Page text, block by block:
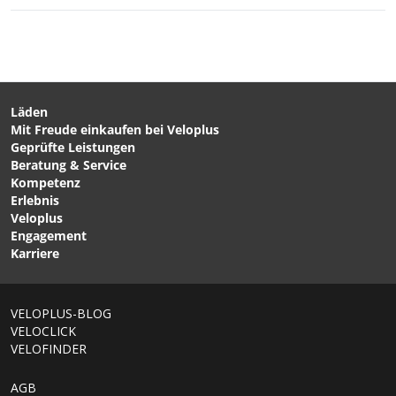
CHF 119.00
TEAM CLASSIC 2.0
Herren-Bundhose
Schwarz von VELOPLUS
SWISS DESIGN
CHF 89.90
Läden
Mit Freude einkaufen bei Veloplus
Geprüfte Leistungen
Beratung & Service
Kompetenz
Erlebnis
Veloplus
Engagement
Karriere
VELOPLUS-BLOG
VELOCLICK
VELOFINDER
AGB